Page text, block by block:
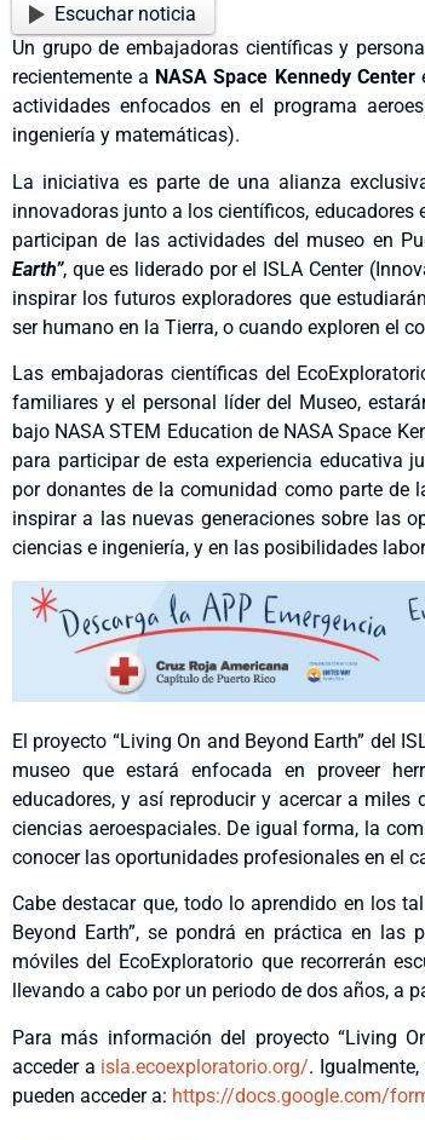
Escuchar noticia
Un grupo de embajadoras científicas y
recientemente a NASA Space Kennedy Center
actividades enfocados en el programa
ingeniería y matemáticas).
La iniciativa es parte de una alianza
innovadoras junto a los científicos, educadores
participan de las actividades del museo en
Earth”, que es liderado por el ISLA Center
inspirar los futuros exploradores que
ser humano en la Tierra, o cuando exploren el
Las embajadoras científicas del
familiares y el personal líder del Museo,
bajo NASA STEM Education de NASA Space
para participar de esta experiencia educativa
por donantes de la comunidad como parte de
inspirar a las nuevas generaciones sobre las
ciencias e ingeniería, y en las posibilidades
El proyecto “Living On and Beyond Earth” del
museo que estará enfocada en proveer
educadores, y así reproducir y acercar a
ciencias aeroespaciales. De igual forma, la
conocer las oportunidades profesionales en el
Cabe destacar que, todo lo aprendido en los
Beyond Earth”, se pondrá en práctica en las
móviles del EcoExploratorio que recorrerán
llevando a cabo por un periodo de dos años, a
Para más información del proyecto “Living
acceder a isla.ecoexploratorio.org/.
pueden acceder a: https://docs.google.com/